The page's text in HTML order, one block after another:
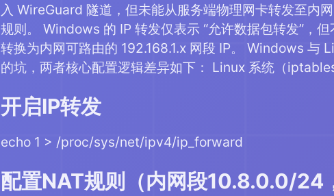
入 WireGuard 隧道，但未能从服务端物理网卡转发至内
规则。 Windows 的 IP 转发仅表示 “允许数据包转发”，
转换为内网可路由的 192.168.1.x 网段 IP。 Windows 与
的坑，两者核心配置逻辑差异如下： Linux 系统（
开启IP转发
echo 1 > /proc/sys/net/ipv4/ip_forward
配置NAT规则（内网段10.8.0.0/24